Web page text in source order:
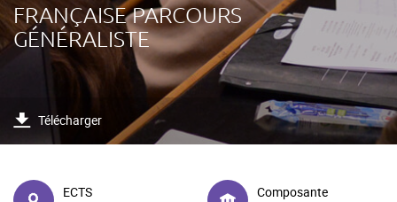
FRANÇAISE PARCOURS
GÉNÉRALISTE
Télécharger
ECTS
Composante